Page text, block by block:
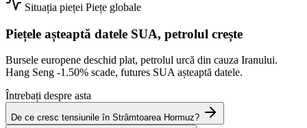
Situația pieței Piețe globale
Piețele așteaptă datele SUA, petrolul crește
Bursele europene deschid plat, petrolul urcă din cauza Iranului.
Hang Seng -1.50% scade, futures SUA așteaptă datele.
Întrebați despre asta
De ce cresc tensiunile în Strâmtoarea Hormuz?